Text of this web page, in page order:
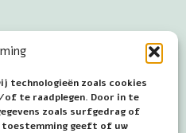
technologieën zoals cookies
te raadplegen. Door in te
zoals surfgedrag of
toestemming geeft of uw